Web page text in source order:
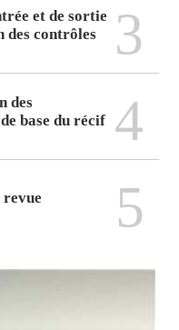
et de sortie
contrôles
3
des
base du récif 4
revue
5